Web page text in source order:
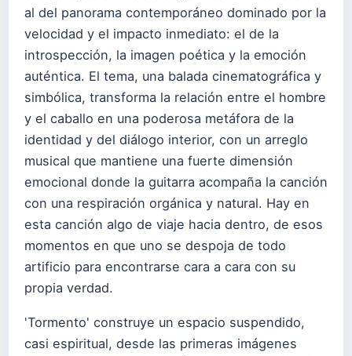
al del panorama contemporáneo dominado por la
velocidad y el impacto inmediato: el de la
introspección, la imagen poética y la emoción
auténtica. El tema, una balada cinematográfica y
simbólica, transforma la relación entre el hombre
y el caballo en una poderosa metáfora de la
identidad y del diálogo interior, con un arreglo
musical que mantiene una fuerte dimensión
emocional donde la guitarra acompaña la canción
con una respiración orgánica y natural. Hay en
esta canción algo de viaje hacia dentro, de esos
momentos en que uno se despoja de todo
artificio para encontrarse cara a cara con su
propia verdad.
'Tormento' construye un espacio suspendido,
casi espiritual, desde las primeras imágenes